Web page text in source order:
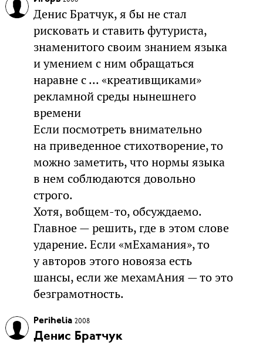
Денис Братчук, я бы не стал
рисковать и ставить футуриста,
знаменитого своим знанием языка
и умением с ним обращаться
наравне с ... «креативщиками»
рекламной среды нынешнего
времени
Если посмотреть внимательно
на приведенное стихотворение, то
можно заметить, что нормы языка
в нем соблюдаются довольно
строго.
Хотя, вобщем-то, обсуждаемо.
Главное — решить, где в этом слове
ударение. Если «мЕхамания», то
у авторов этого новояза есть
шансы, если же мехамАния — то это
безграмотность.
Perihelia 2008
Денис Братчук